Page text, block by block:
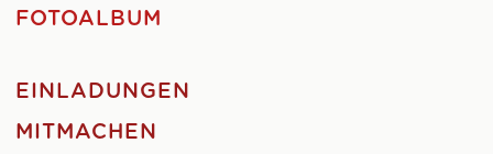
FOTOALBUM
EINLADUNGEN
MITMACHEN